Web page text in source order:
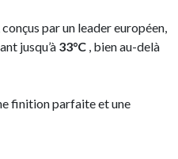
conçus par un leader européen,
jusqu’à 33°C , bien au-delà
finition parfaite et une